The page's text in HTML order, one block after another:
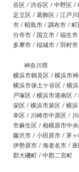
谷区 / 渋谷区 / 中野区 /
足立区 / 葛飾区 / 江戸
市 / 昭島市 / 調布市 /
分寺市 / 国立市 / 福生
多摩市 / 稲城市 / 羽村
神奈川県
横浜市鶴見区 / 横浜市
横浜市保土ケ谷区 / 横
戸塚区 / 横浜市港南区
栄区 / 横浜市泉区 / 横
幸区 / 川崎市中原区 /
市麻生区 / 相模原市中
藤沢市 / 小田原市 / 茅
伊勢原市 / 海老名市 /
郡大磯町 / 中郡二宮町